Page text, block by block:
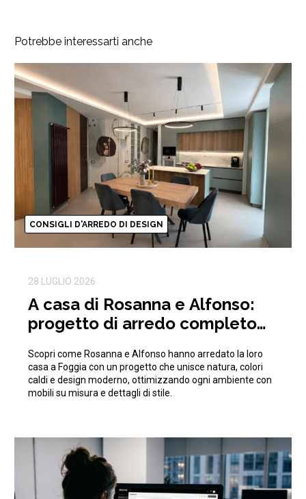
Potrebbe interessarti anche
CONSIGLI D'ARREDO DI DESIGN
28 LUGLIO 2026
A casa di Rosanna e Alfonso:
progetto di arredo completo
Scopri come Rosanna e Alfonso hanno arredato la loro
casa a Foggia con un progetto che unisce natura, colori
caldi e design moderno, ottimizzando ogni ambiente con
mobili su misura e dettagli di stile.